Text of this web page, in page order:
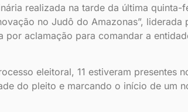
realizada na tarde da última quinta-
no Judô do Amazonas”, liderada
por aclamação para comandar a
eleitoral, 11 estiveram presentes
do pleito e marcando o início de um